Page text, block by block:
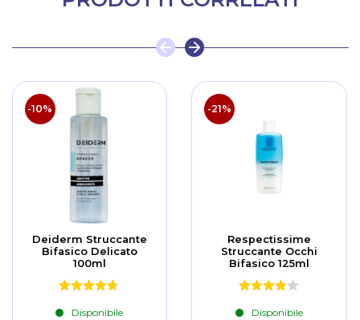
-10%
Deiderm Struccante
Bifasico Delicato
100ml
Disponibile
-21%
Respectissime
Struccante Occhi
Bifasico 125ml
Disponibile